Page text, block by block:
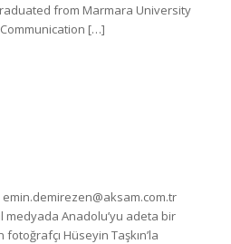
from Marmara University
[…]
emin.demirezen@aksam.com.tr
Anadolu’yu adeta bir
Hüseyin Taşkın’la